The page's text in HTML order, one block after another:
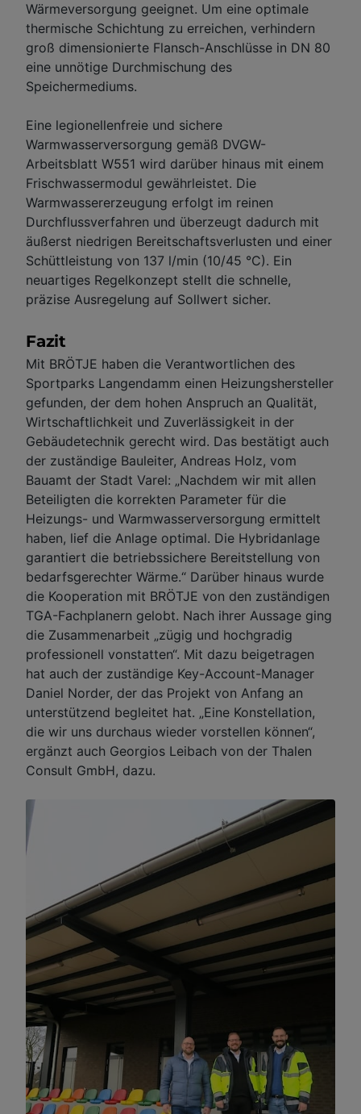
Wärmeversorgung geeignet. Um eine optimale
thermische Schichtung zu erreichen, verhindern
groß dimensionierte Flansch-Anschlüsse in DN 80
eine unnötige Durchmischung des
Speichermediums.
Eine legionellenfreie und sichere
Warmwasserversorgung gemäß DVGW-
Arbeitsblatt W551 wird darüber hinaus mit einem
Frischwassermodul gewährleistet. Die
Warmwassererzeugung erfolgt im reinen
Durchflussverfahren und überzeugt dadurch mit
äußerst niedrigen Bereitschaftsverlusten und einer
Schüttleistung von 137 l/min (10/45 °C). Ein
neuartiges Regelkonzept stellt die schnelle,
präzise Ausregelung auf Sollwert sicher.
Fazit
Mit BRÖTJE haben die Verantwortlichen des
Sportparks Langendamm einen Heizungshersteller
gefunden, der dem hohen Anspruch an Qualität,
Wirtschaftlichkeit und Zuverlässigkeit in der
Gebäudetechnik gerecht wird. Das bestätigt auch
der zuständige Bauleiter, Andreas Holz, vom
Bauamt der Stadt Varel: „Nachdem wir mit allen
Beteiligten die korrekten Parameter für die
Heizungs- und Warmwasserversorgung ermittelt
haben, lief die Anlage optimal. Die Hybridanlage
garantiert die betriebssichere Bereitstellung von
bedarfsgerechter Wärme.“ Darüber hinaus wurde
die Kooperation mit BRÖTJE von den zuständigen
TGA-Fachplanern gelobt. Nach ihrer Aussage ging
die Zusammenarbeit „zügig und hochgradig
professionell vonstatten“. Mit dazu beigetragen
hat auch der zuständige Key-Account-Manager
Daniel Norder, der das Projekt von Anfang an
unterstützend begleitet hat. „Eine Konstellation,
die wir uns durchaus wieder vorstellen können“,
ergänzt auch Georgios Leibach von der Thalen
Consult GmbH, dazu.